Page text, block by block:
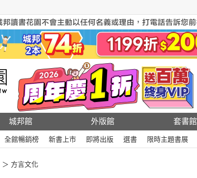
城邦館 外版館 套書館
全館暢銷榜 新書上市 即將出版 選書 限時主題書展
＞ 方言文化